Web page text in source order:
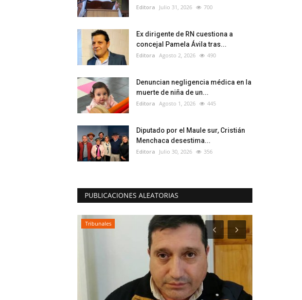
Editora Julio 31, 2026 700
Ex dirigente de RN cuestiona a
concejal Pamela Ávila tras...
Editora Agosto 2, 2026 490
Denuncian negligencia médica en la
muerte de niña de un...
Editora Agosto 1, 2026 445
Diputado por el Maule sur, Cristián
Menchaca desestima...
Editora Julio 30, 2026 356
PUBLICACIONES ALEATORIAS
Tribunales